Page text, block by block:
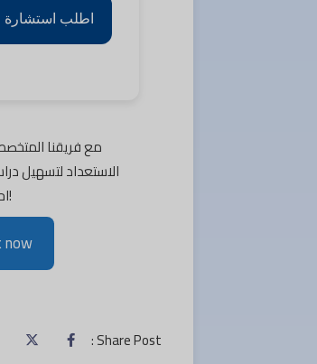
اطلب استشارة
مع فريقنا
الاستعداد لتسهيل
احجز استشارتك المجانية الآن!
now
Share Post :